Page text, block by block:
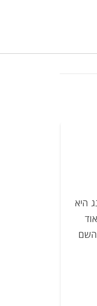
היא
השם